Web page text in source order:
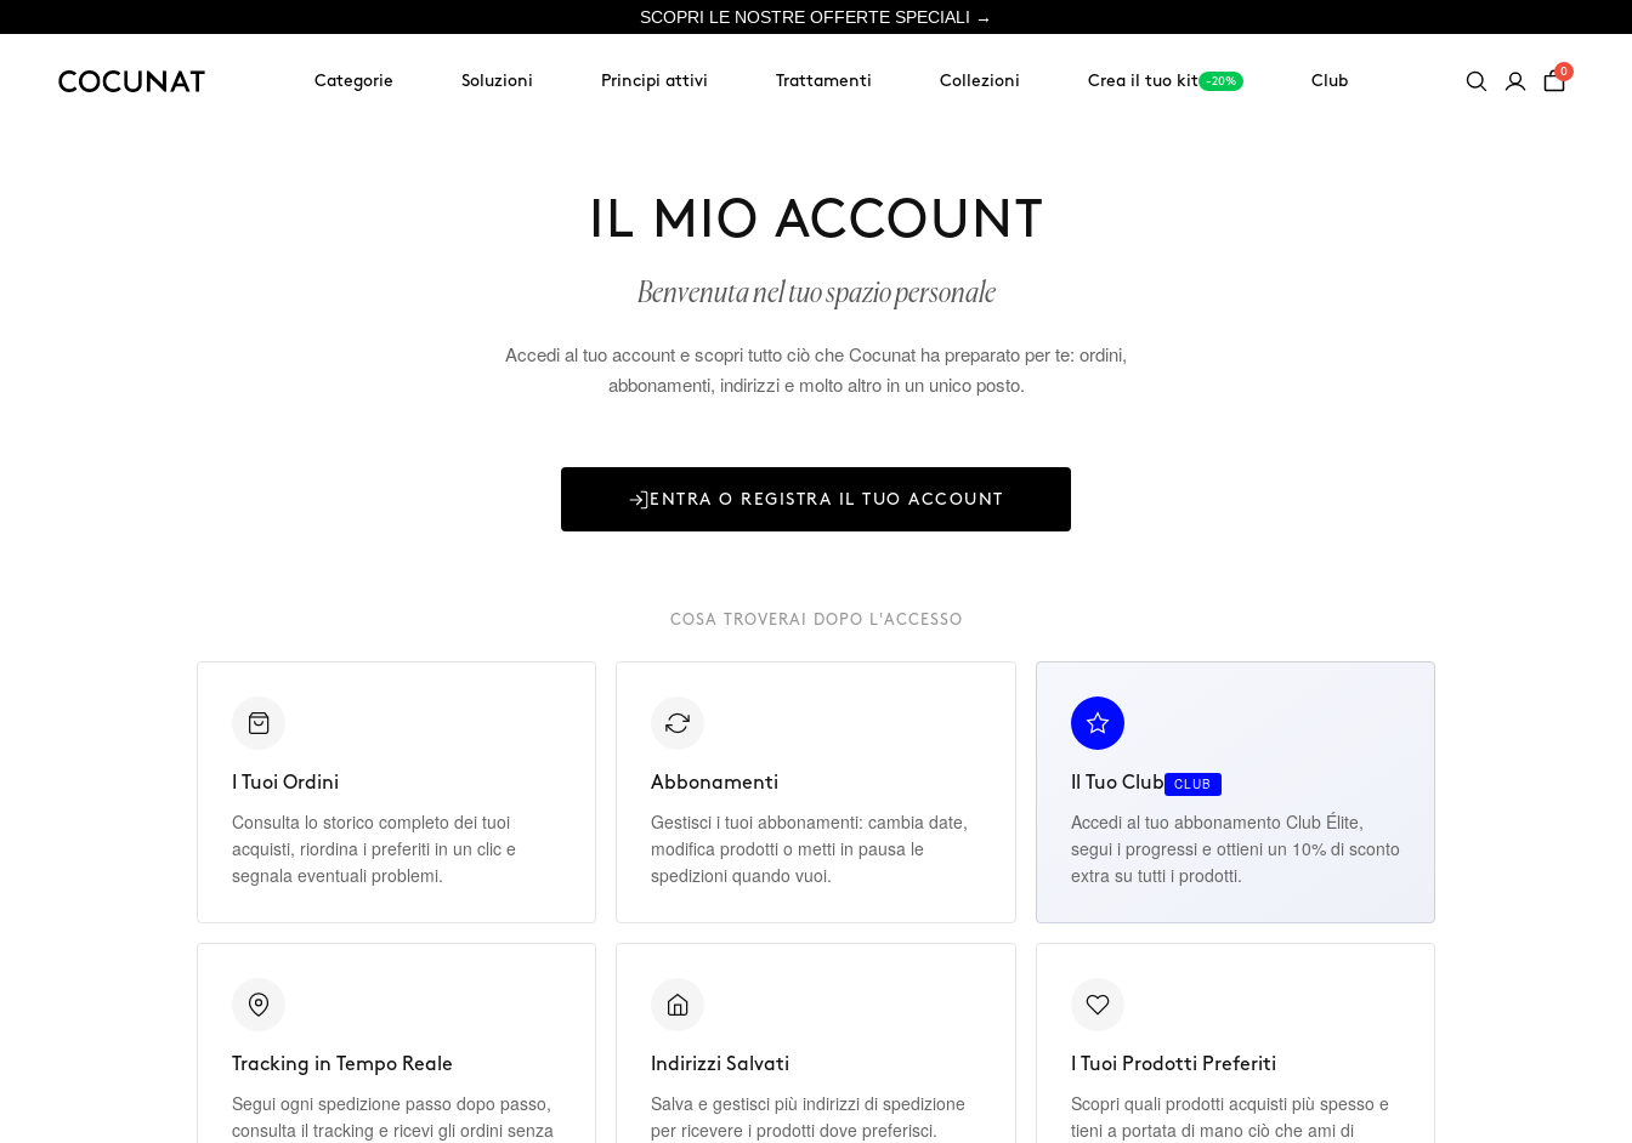
SCOPRI LE NOSTRE OFFERTE SPECIALI →
Categorie Soluzioni Principi attivi Trattamenti Collezioni Crea il tuo kit -20% Club
0
IL MIO ACCOUNT
Benvenuta nel tuo spazio personale
Accedi al tuo account e scopri tutto ciò che Cocunat ha preparato per te: ordini,
abbonamenti, indirizzi e molto altro in un unico posto.
ENTRA O REGISTRA IL TUO ACCOUNT
COSA TROVERAI DOPO L'ACCESSO
I Tuoi Ordini
Consulta lo storico completo dei tuoi
acquisti, riordina i preferiti in un clic e
segnala eventuali problemi.
Abbonamenti
Gestisci i tuoi abbonamenti: cambia date,
modifica prodotti o metti in pausa le
spedizioni quando vuoi.
Il Tuo Club CLUB
Accedi al tuo abbonamento Club Élite,
segui i progressi e ottieni un 10% di sconto
extra su tutti i prodotti.
Tracking in Tempo Reale
Segui ogni spedizione passo dopo passo,
consulta il tracking e ricevi gli ordini senza
Indirizzi Salvati
Salva e gestisci più indirizzi di spedizione
per ricevere i prodotti dove preferisci.
I Tuoi Prodotti Preferiti
Scopri quali prodotti acquisti più spesso e
tieni a portata di mano ciò che ami di